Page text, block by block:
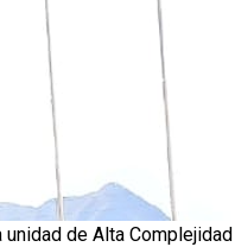
de Alta